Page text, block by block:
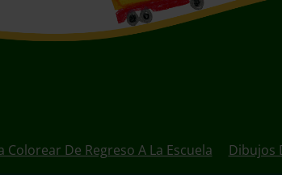
Colorear De Regreso A La Escuela Dibujos